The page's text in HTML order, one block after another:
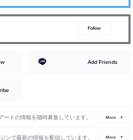
Follow
Add Friends
ートの情報を随時募集しています。 More
ンで最新の情報を配信しています。 More